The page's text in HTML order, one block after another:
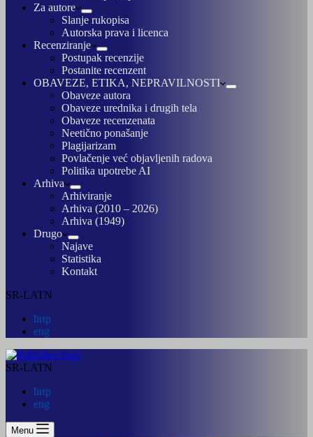
Za autore
Slanje rukopisa
Autorska prava i licenca
Recenziranje
Postupak recenzije
Postanite recenzent
OBAVEZE, ETIKA, NEPRAVILNOSTI
Obaveze autora
Obaveze urednika i drugih tela
Obaveze recenzenata
Neetično ponašanje
Plagijarizam
Povlačenje već objavljenih radova
Politika upotrebe AI
Arhiva
Arhiviranje
Arhiva (2010 – 2026)
Arhiva (1949)
Drugo
Najave
Statistika
Kontakt
SR-LATN
ћир
eng
SR-LATN
ћир
eng
Menu